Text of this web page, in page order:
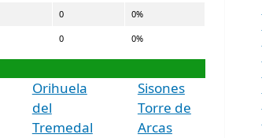
0 0%
0 0%
Orihuela
del
Tremedal
Sisones
Torre de
Arcas